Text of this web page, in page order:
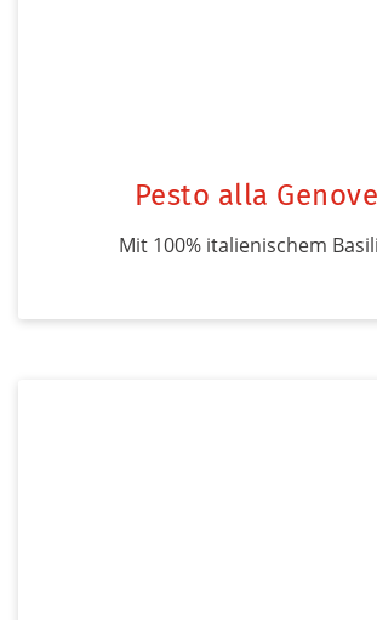
Pesto alla
Mit 100% italienischem